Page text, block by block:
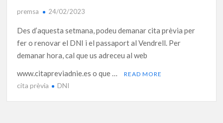
premsa 24/02/2023
Des d’aquesta setmana, podeu demanar cita prèvia per
fer o renovar el DNI i el passaport al Vendrell. Per
demanar hora, cal que us adreceu al web
www.citapreviadnie.es o que …
READ MORE
cita prèvia DNI